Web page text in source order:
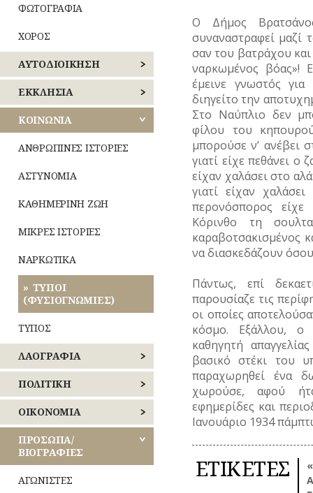
ΦΩΤΟΓΡΑΦΙΑ
ΧΟΡΟΣ
ΑΥΤΟΔΙΟΙΚΗΣΗ
ΚΕΝΤΡΙΚΟΣ
ΤΟΜΕΑΣ
ΑΘΗΝΩΝ
ΝΟΤΙΟΣ
ΑΘΗΝΩΝ
ΑΝΑΤΟΛΙΚΗΣ
ΑΤΤΙΚΗΣ
ΔΥΤΙΚΗΣ
ΠΕΙΡΑΙΩΣ
ΝΗΣΩΝ
ΕΚΚΛΗΣΙΑ
ΝΑΟΙ
–
ΜΟΝΕΣ
ΕΝΟΡΙΕΣ
ΕΟΡΤΕΣ
ΞΩΚΚΛΗΣΙΑ
ΠΑΝΗΓΥΡΙΑ
ΚΟΙΝΩΝΙΑ
ΑΝΘΡΩΠΙΝΕΣ ΙΣΤΟΡΙΕΣ
ΑΣΤΥΝΟΜΙΑ
ΚΑΘΗΜΕΡΙΝΗ ΖΩΗ
ΜΙΚΡΕΣ ΙΣΤΟΡΙΕΣ
ΝΑΡΚΩΤΙΚΑ
ΤΥΠΟΙ
(ΦΥΣΙΟΓΝΩΜΙΕΣ)
ΤΥΠΟΣ
ΛΑΟΓΡΑΦΙΑ
ΛΑΙΚΗ
ΔΗΜΙΟΥΡΓΙΑ
Οίκος
–
Αυλή
Τροφές
ΠΝΕΥΜΑΤΙΚΟΣ
ΒΙΟΣ
Λατρεία
ΚΟΙΝΩΝΙΚΟΣ
ΒΙΟΣ
ΠΟΛΙΤΙΚΗ
ΕΚΛΟΓΕΣ
ΕΠΑΝΑΣΤΑΣΕΙΣ
ΚΙΝΗΜΑΤΑ
ΟΙΚΟΝΟΜΙΑ
ΒΙΟΜΗΧΑΝΙΑ
–
ΕΜΠΟΡΙΟ
ΠΡΟΣΩΠΑ/
ΒΙΟΓΡΑΦΙΕΣ
ΑΓΩΝΙΣΤΕΣ
Ο Δήμος
συναναστραφεί μαζί
σαν του βατράχου
ναρκωμένος βόας»!
έμεινε γνωστός
διηγείτο την
Στο Ναύπλιο δεν
φίλου του
μπορούσε ν’ ανέβει
γιατί είχε πεθάνει ο
είχαν χαλάσει στο
γιατί είχαν
περονόσπορος
Κόρινθο τη
καραβοτσακισμένος
να διασκεδάζουν
Πάντως, επί
παρουσίαζε τις
οι οποίες
κόσμο. Εξάλλου, ο
καθηγητή
βασικό στέκι του
παραχωρηθεί ένα
χωρούσε, αφού
εφημερίδες και
Ιανουάριο 1934
ΕΤΙΚΕΤΕΣ